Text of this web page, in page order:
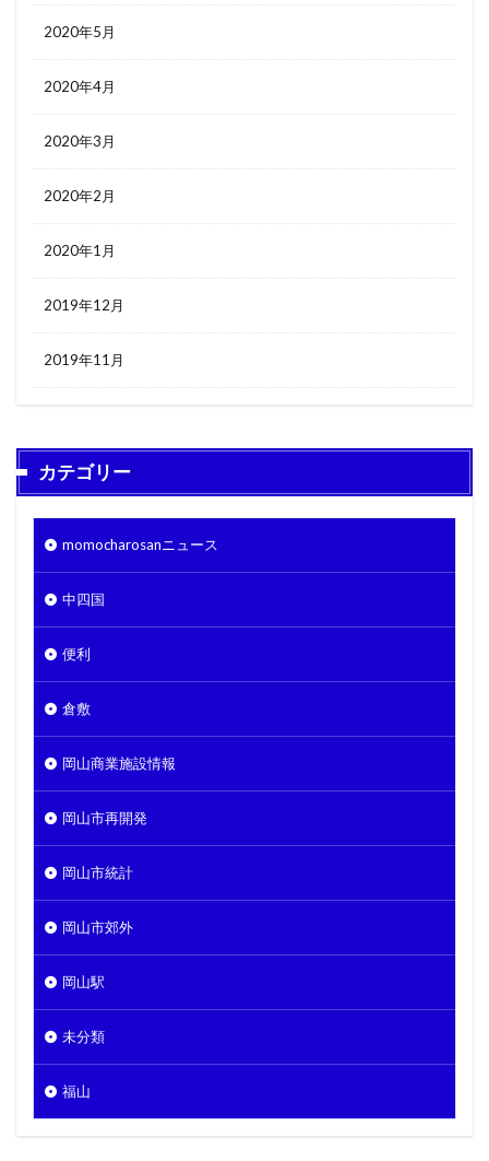
2020年5月
2020年4月
2020年3月
2020年2月
2020年1月
2019年12月
2019年11月
カテゴリー
momocharosanニュース
中四国
便利
倉敷
岡山商業施設情報
岡山市再開発
岡山市統計
岡山市郊外
岡山駅
未分類
福山